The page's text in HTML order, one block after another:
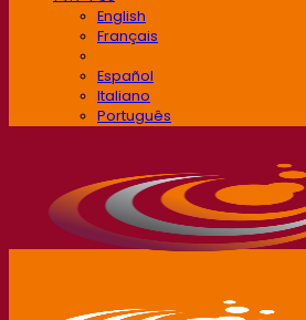
English
Français
Español
Italiano
Português